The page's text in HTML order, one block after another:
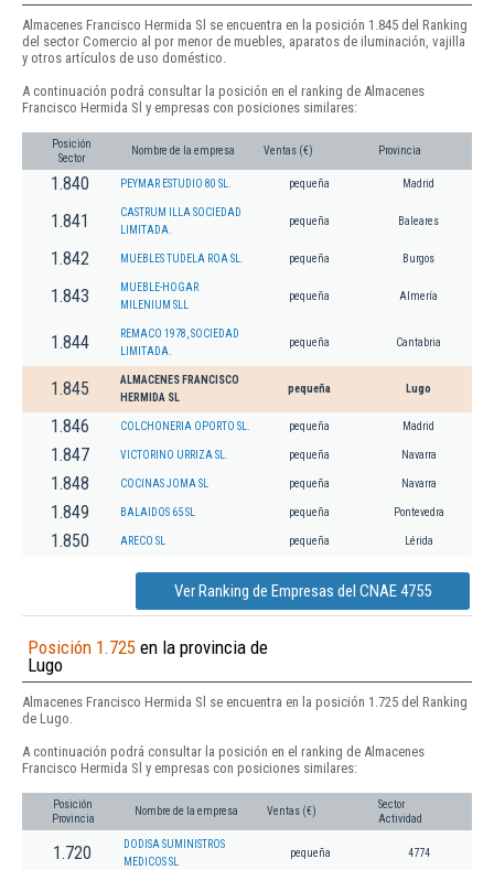
Almacenes Francisco Hermida Sl se encuentra en la posición 1.845 del Ranking
del sector Comercio al por menor de muebles, aparatos de iluminación, vajilla
y otros artículos de uso doméstico.
A continuación podrá consultar la posición en el ranking de Almacenes
Francisco Hermida Sl y empresas con posiciones similares:
Posición
Sector
Nombre de la empresa Ventas (€) Provincia
1.840 PEYMAR ESTUDIO 80 SL. pequeña Madrid
1.841
CASTRUM ILLA SOCIEDAD
LIMITADA.
pequeña Baleares
1.842 MUEBLES TUDELA ROA SL. pequeña Burgos
1.843
MUEBLE-HOGAR
MILENIUM SLL
pequeña Almería
1.844
REMACO 1978, SOCIEDAD
LIMITADA.
pequeña Cantabria
1.845
ALMACENES FRANCISCO
HERMIDA SL
pequeña Lugo
1.846 COLCHONERIA OPORTO SL. pequeña Madrid
1.847 VICTORINO URRIZA SL. pequeña Navarra
1.848 COCINAS JOMA SL pequeña Navarra
1.849 BALAIDOS 65 SL pequeña Pontevedra
1.850 ARECO SL pequeña Lérida
Ver Ranking de Empresas del CNAE 4755
Posición 1.725 en la provincia de
Lugo
Almacenes Francisco Hermida Sl se encuentra en la posición 1.725 del Ranking
de Lugo.
A continuación podrá consultar la posición en el ranking de Almacenes
Francisco Hermida Sl y empresas con posiciones similares:
Posición
Provincia
Nombre de la empresa Ventas (€)
Sector
Actividad
1.720
DODISA SUMINISTROS
MEDICOS SL
pequeña 4774